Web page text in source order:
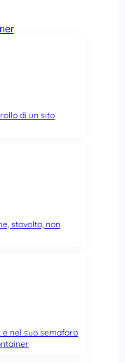
di un sito
stavolta, non
e nel suo semaforo